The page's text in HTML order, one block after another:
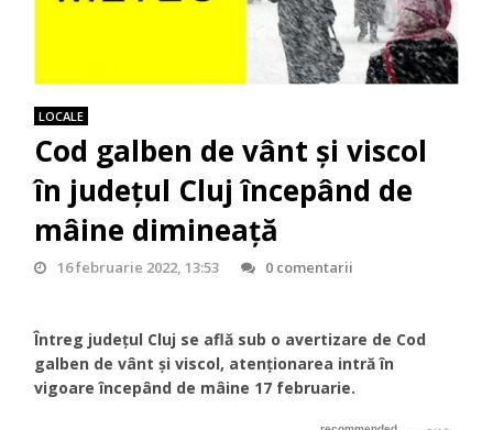
LOCALE
Cod galben de vânt și viscol
în județul Cluj începând de
mâine dimineață
16 februarie 2022, 13:53 0 comentarii
Întreg județul Cluj se află sub o avertizare de Cod
galben de vânt și viscol, atenționarea intră în
vigoare începând de mâine 17 februarie.